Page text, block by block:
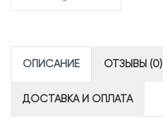
ОПИСАНИЕ ОТЗЫВЫ (0)
ДОСТАВКА И ОПЛАТА